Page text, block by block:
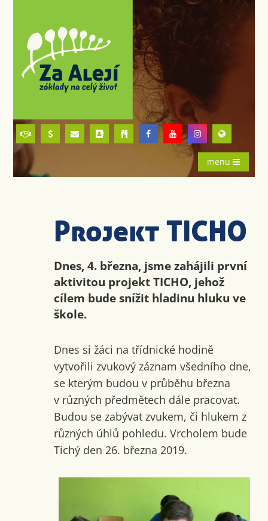
menu
Projekt TICHO
Dnes, 4. března, jsme zahájili první
aktivitou projekt TICHO, jehož
cílem bude snížit hladinu hluku ve
škole.
Dnes si žáci na třídnické hodině
vytvořili zvukový záznam všedního dne,
se kterým budou v průběhu března
v různých předmětech dále pracovat.
Budou se zabývat zvukem, či hlukem z
různých úhlů pohledu. Vrcholem bude
Tichý den 26. března 2019.